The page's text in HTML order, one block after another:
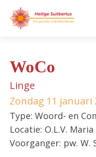
WoCo
Linge
Zondag 11 januari
Type: Woord- en
Locatie: O.L.V.
Voorganger: pw. W.